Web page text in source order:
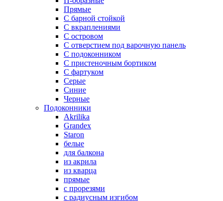
Прямые
С барной стойкой
С вкраплениями
С островом
С отверстием под варочную панель
С подоконником
С пристеночным бортиком
С фартуком
Серые
Синие
Черные
Подоконники
Akrilika
Grandex
Staron
белые
для балкона
из акрила
из кварца
прямые
с прорезями
с радиусным изгибом